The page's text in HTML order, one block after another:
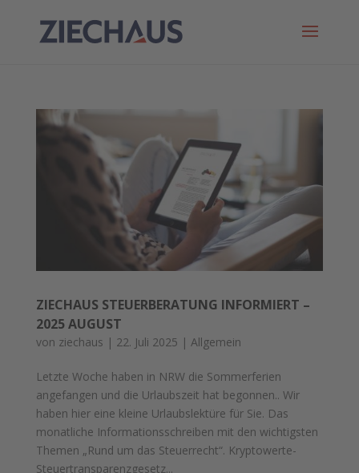
ZIECHAUS STEUERBERATUNG INFORMIERT –
2025 AUGUST
von ziechaus | 22. Juli 2025 | Allgemein
Letzte Woche haben in NRW die Sommerferien
angefangen und die Urlaubszeit hat begonnen.. Wir
haben hier eine kleine Urlaubslektüre für Sie. Das
monatliche Informationsschreiben mit den wichtigsten
Themen „Rund um das Steuerrecht“. Kryptowerte-
Steuertransparenzgesetz...